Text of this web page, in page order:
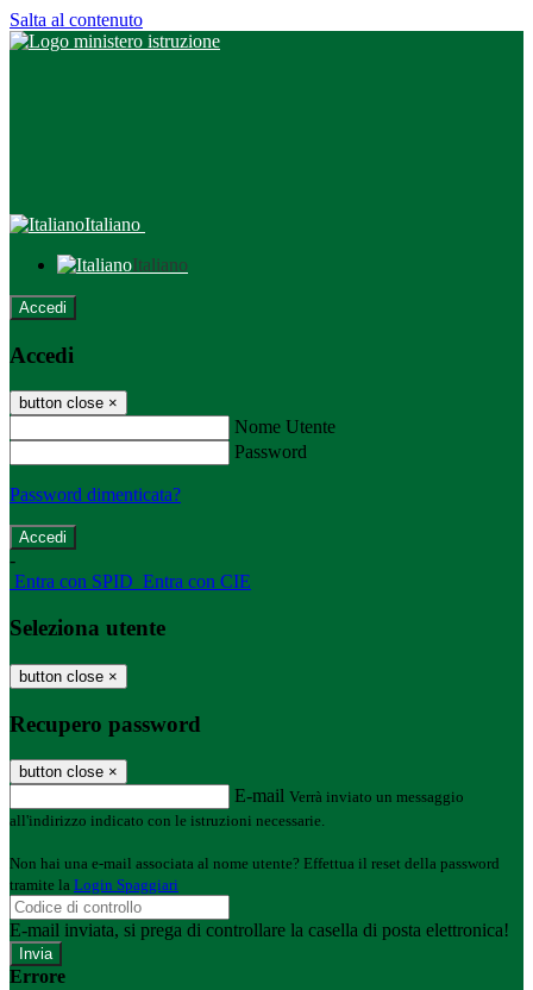
Salta al contenuto
Italiano
Italiano
Accedi
Accedi
button close ×
Nome Utente
Password
Password dimenticata?
-
Entra con SPID Entra con CIE
Seleziona utente
button close ×
Recupero password
button close ×
E-mail Verrà inviato un messaggio
all'indirizzo indicato con le istruzioni necessarie.
Non hai una e-mail associata al nome utente? Effettua il reset della password
tramite la Login Spaggiari
E-mail inviata, si prega di controllare la casella di posta elettronica!
Errore